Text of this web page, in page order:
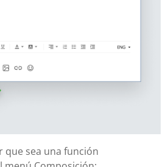
que sea una función